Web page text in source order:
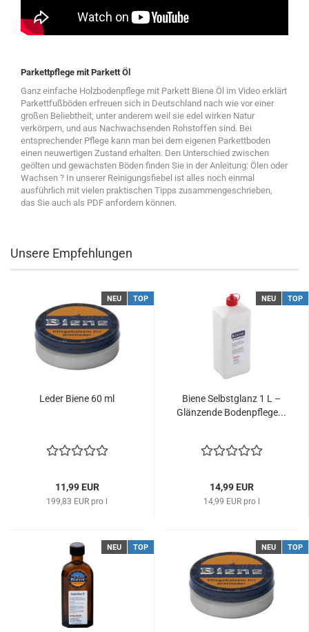
Parkettpflege mit Parkett Öl
Ganz einfache Holzbodenpflege mit Parkett Biene Öl im Video erklärt
Parkettfußböden erfreuen sich in Deutschland nach wie vor einer
großen Beliebtheit, unter anderem weil sie edel wirken Natur
verkörpern, und aus Nachwachsenden Rohstoffen sind. Bei
entsprechender Pflege kann man bei dem eigenen Parkettboden
einen neuwertigen Zustand erhalten. Den Unterschied zwischen
geölten und gewachsten Böden finden Sie in der Anleitung: Ölen oder
Wachsen ? In unserer Reinigungsfiebel ist alles noch einmal
ausführlich mit vielen praktischen Tipps zusammengeschrieben,
das Sie auch als PDF anfordern können.
Unsere Empfehlungen
NEU TOP
Leder Biene 60 ml
11,99 EUR
199,83 EUR pro l
NEU TOP
Biene Selbstglanz 1 L –
Glänzende Bodenpflege...
14,99 EUR
14,99 EUR pro l
NEU TOP NEU TOP